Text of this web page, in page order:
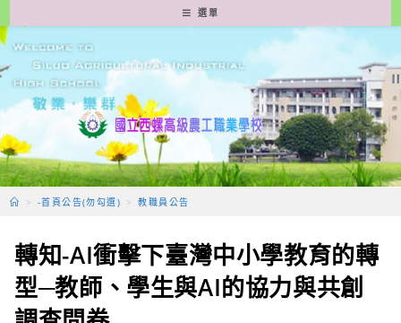
轉
至
要
容
選單
> -首頁公告(勿勾選) > 教職員公告
轉知-AI衝擊下臺灣中小學教育的轉
型─教師、學生與AI的協力與共創